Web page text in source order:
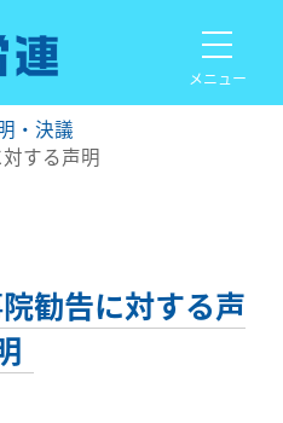
メニュー
・決議
する声明
勧告に対する声